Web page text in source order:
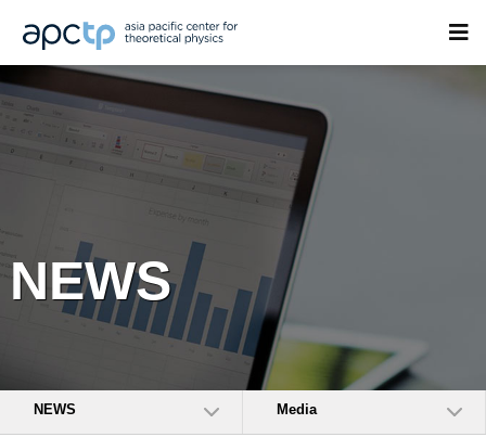
NEWS
NEWS Media